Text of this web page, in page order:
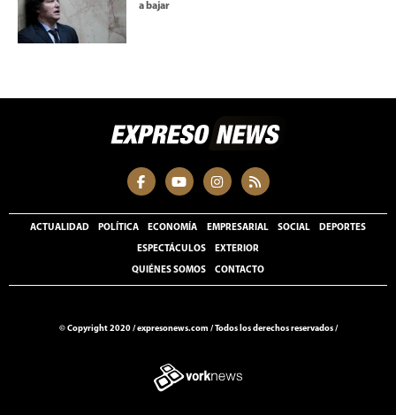
a bajar
ACTUALIDAD POLÍTICA ECONOMÍA EMPRESARIAL SOCIAL DEPORTES
ESPECTÁCULOS EXTERIOR
QUIÉNES SOMOS CONTACTO
© Copyright 2020 /expresonews.com /Todos los derechos reservados /